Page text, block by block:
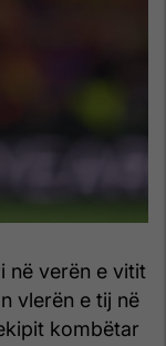
në verën e vitit
vlerën e tij në
kombëtar